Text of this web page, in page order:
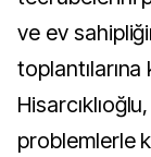
ve ev
toplantılarına
problemlerle